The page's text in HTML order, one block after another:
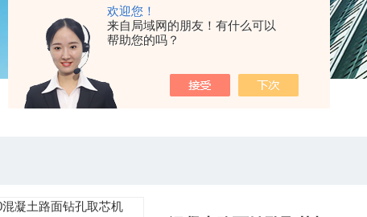
欢迎您！
来自局域网的朋友！有什么可以
帮助您的吗？